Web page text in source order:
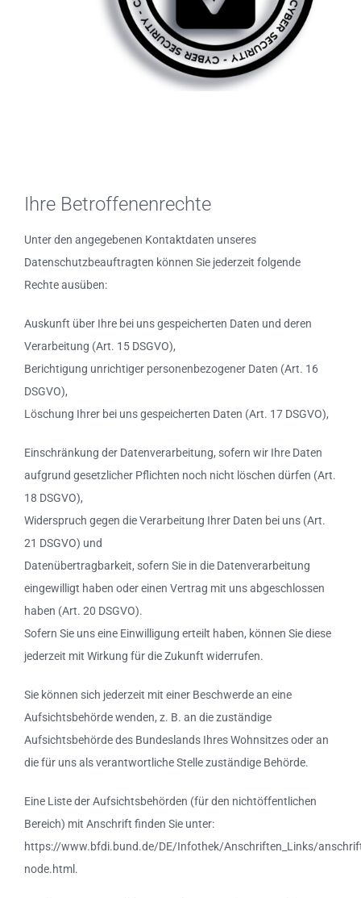
Ihre Betroffenenrechte
Unter den angegebenen Kontaktdaten unseres
Datenschutzbeauftragten können Sie jederzeit folgende
Rechte ausüben:
Auskunft über Ihre bei uns gespeicherten Daten und deren
Verarbeitung (Art. 15 DSGVO),
Berichtigung unrichtiger personenbezogener Daten (Art. 16
DSGVO),
Löschung Ihrer bei uns gespeicherten Daten (Art. 17 DSGVO),
Einschränkung der Datenverarbeitung, sofern wir Ihre Daten
aufgrund gesetzlicher Pflichten noch nicht löschen dürfen (Art.
18 DSGVO),
Widerspruch gegen die Verarbeitung Ihrer Daten bei uns (Art.
21 DSGVO) und
Datenübertragbarkeit, sofern Sie in die Datenverarbeitung
eingewilligt haben oder einen Vertrag mit uns abgeschlossen
haben (Art. 20 DSGVO).
Sofern Sie uns eine Einwilligung erteilt haben, können Sie diese
jederzeit mit Wirkung für die Zukunft widerrufen.
Sie können sich jederzeit mit einer Beschwerde an eine
Aufsichtsbehörde wenden, z. B. an die zuständige
Aufsichtsbehörde des Bundeslands Ihres Wohnsitzes oder an
die für uns als verantwortliche Stelle zuständige Behörde.
Eine Liste der Aufsichtsbehörden (für den nichtöffentlichen
Bereich) mit Anschrift finden Sie unter:
https://www.bfdi.bund.de/DE/Infothek/Anschriften_Links/
node.html.